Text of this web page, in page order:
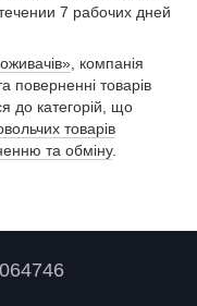
7 рабочих дней
, компанія
поверненні товарів
до категорій, що
товарів
та обміну.